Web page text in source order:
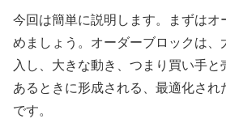
今回は簡単に説明します。まずはオ
めましょう。オーダーブロックは、
入し、大きな動き、つまり買い手
あるときに形成される、最適化され
です。